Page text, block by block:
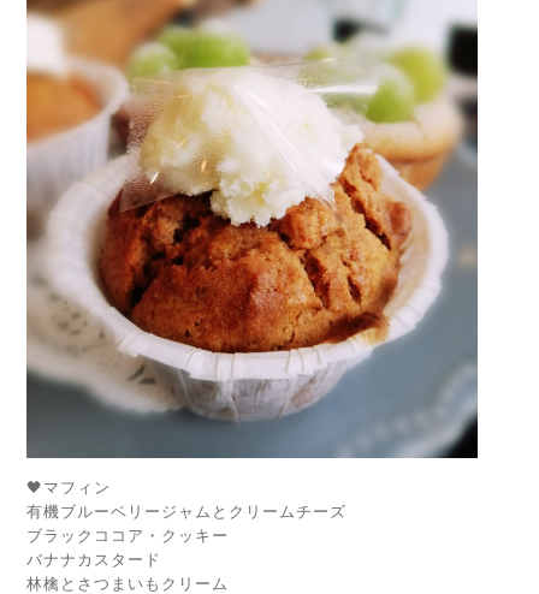
🖤マフィン
有機ブルーベリージャムとクリームチーズ
ブラックココア・クッキー
バナナカスタード
林檎とさつまいもクリーム